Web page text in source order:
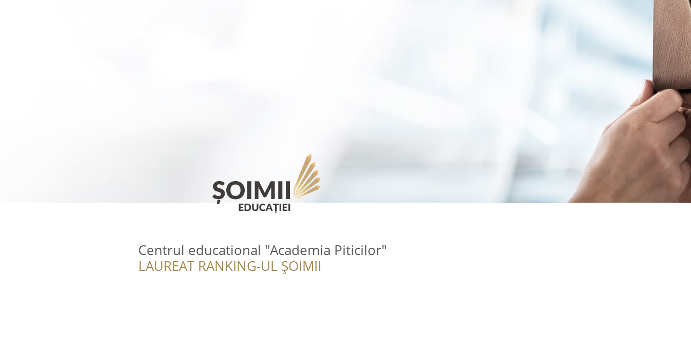
Centrul educational "Academia Piticilor"
LAUREAT RANKING-UL ȘOIMII